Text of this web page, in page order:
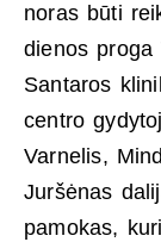
noras būti
dienos proga
Santaros
centro
Varnelis,
Juršėnas
pamokas,